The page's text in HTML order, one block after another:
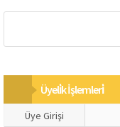
Üyeli̇k İşlemleri̇
Üye Girişi